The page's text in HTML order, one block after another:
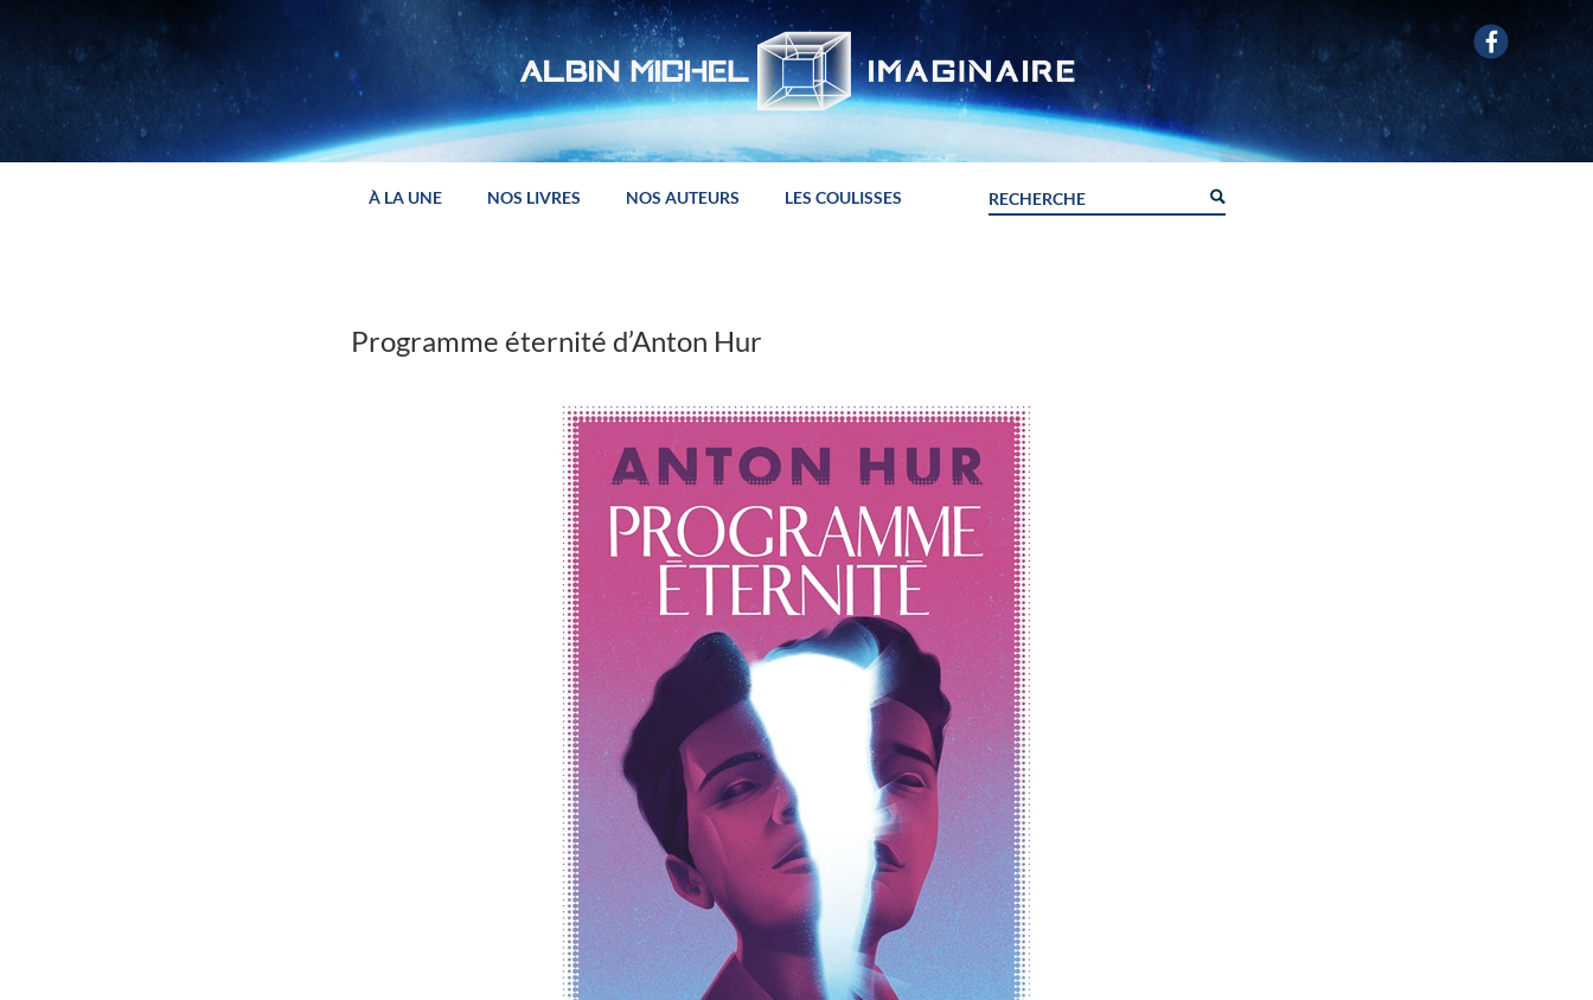
À LA UNE NOS LIVRES NOS AUTEURS LES COULISSES
Programme éternité d’Anton Hur